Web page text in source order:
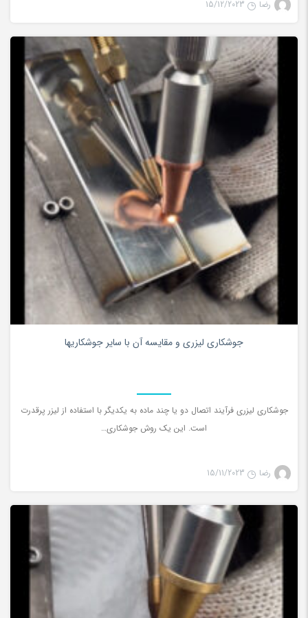
رضا 15/12/2023
جوشکاری لیزری و مقايسه آن با ساير جوشكاريها
جوشکاری لیزری فرآیند اتصال دو یا چند ماده به یکدیگر با استفاده از لیزر پرقدرت
است. این یک روش جوشکاری…
رضا 15/11/2023